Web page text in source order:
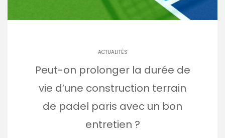
ACTUALITÉS
Peut-on prolonger la durée de
vie d’une construction terrain
de padel paris avec un bon
entretien ?